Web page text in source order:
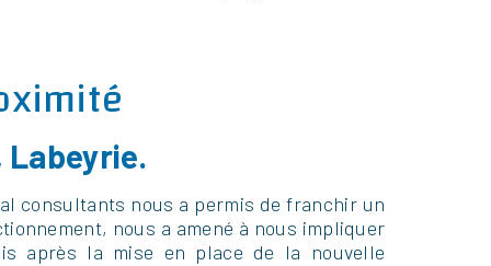
Labeyrie.
consultants nous a permis de franchir un
nous a amené à nous impliquer
après la mise en place de la nouvelle